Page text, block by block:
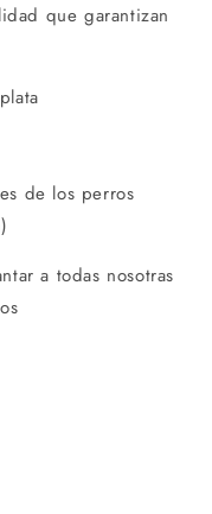
que garantizan
de los perros
a todas nosotras